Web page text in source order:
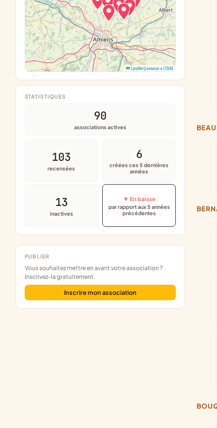
STATISTIQUES
90
associations actives
103
recensées
6
créées ces 5 dernières
années
13
inactives
▼ En baisse
par rapport aux 5 années
précédentes
PUBLIER
Vous souhaitez mettre en avant votre association ?
Inscrivez-la gratuitement.
Inscrire mon association
Leaflet| assocexOSM